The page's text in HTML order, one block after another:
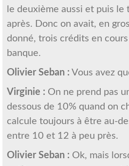
le deuxième aussi et puis le
après. Donc on avait, en
donné, trois crédits en
banque.
Olivier Seban : Vous avez
Virginie : On ne prend pas
dessous de 10% quand on
calcule toujours à être au-
entre 10 et 12 à peu près.
Olivier Seban : Ok, mais